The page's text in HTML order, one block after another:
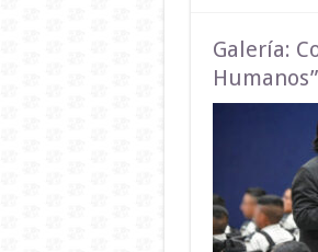
Galería:
Humanos”